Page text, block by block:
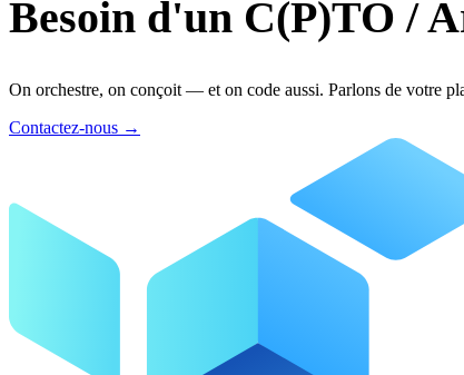
Besoin d'un C(P)TO /
On orchestre, on conçoit — et on code aussi. Parlons de votre
Contactez-nous →